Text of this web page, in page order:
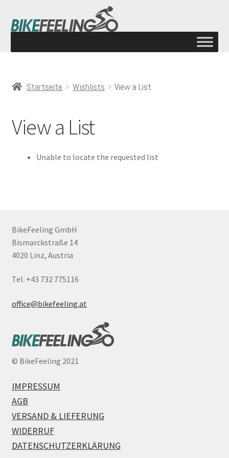
Startseite Wishlists View a List
View a List
Unable to locate the requested list
BikeFeeling GmbH
Bismarckstraße 14
4020 Linz, Austria
Tel. +43 732 775116
office@bikefeeling.at
© BikeFeeling 2021
IMPRESSUM
AGB
VERSAND & LIEFERUNG
WIDERRUF
DATENSCHUTZERKLÄRUNG